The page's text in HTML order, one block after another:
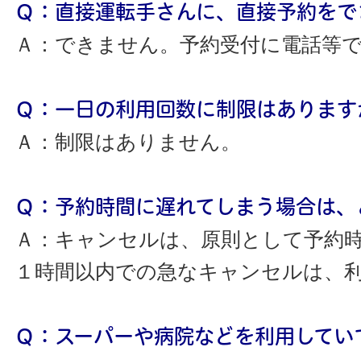
Ｑ：直接運転手さんに、直接予約を
Ａ：できません。予約受付に電話等
Ｑ：一日の利用回数に制限はあります
Ａ：制限はありません。
Ｑ：予約時間に遅れてしまう場合は
Ａ：キャンセルは、原則として予約
１時間以内での急なキャンセルは、
Ｑ：スーパーや病院などを利用して